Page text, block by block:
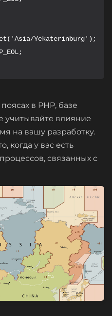
Yekaterinburg');
в PHP, базе
учитывайте влияние
на вашу разработку.
когда у вас есть
связанных с